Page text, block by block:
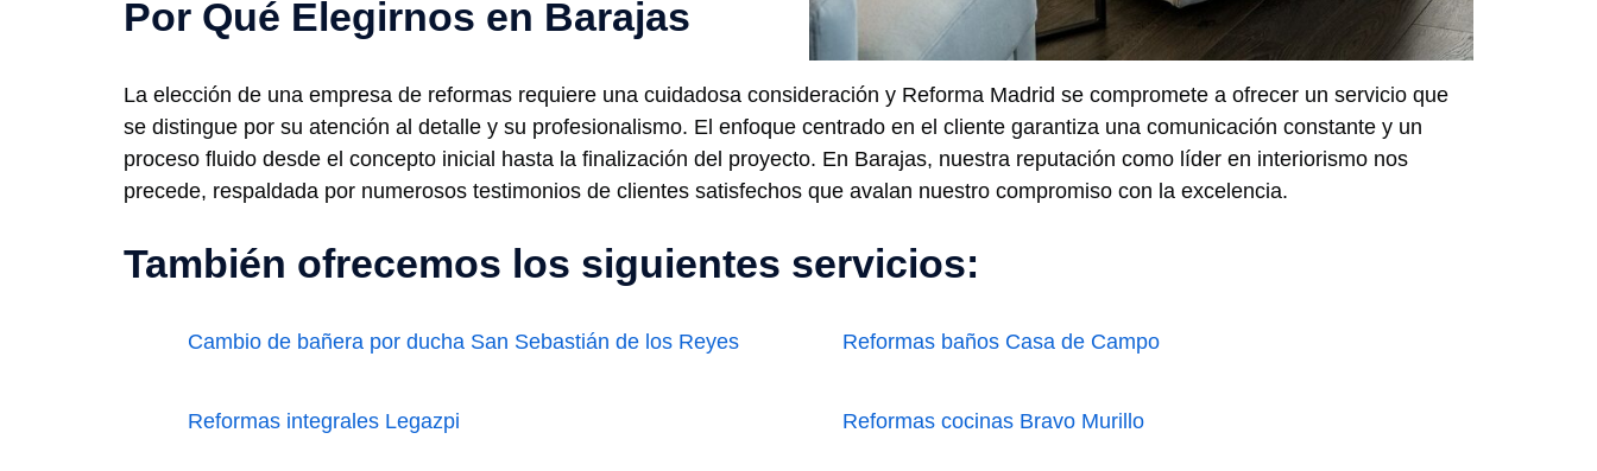
Por Qué Elegirnos en Barajas
La elección de una empresa de reformas requiere una cuidadosa consideración y Reforma Madrid se compromete a ofrecer un servicio que
se distingue por su atención al detalle y su profesionalismo. El enfoque centrado en el cliente garantiza una comunicación constante y un
proceso fluido desde el concepto inicial hasta la finalización del proyecto. En Barajas, nuestra reputación como líder en interiorismo nos
precede, respaldada por numerosos testimonios de clientes satisfechos que avalan nuestro compromiso con la excelencia.
También ofrecemos los siguientes servicios:
Cambio de bañera por ducha San Sebastián de los Reyes Reformas baños Casa de Campo
Reformas integrales Legazpi Reformas cocinas Bravo Murillo